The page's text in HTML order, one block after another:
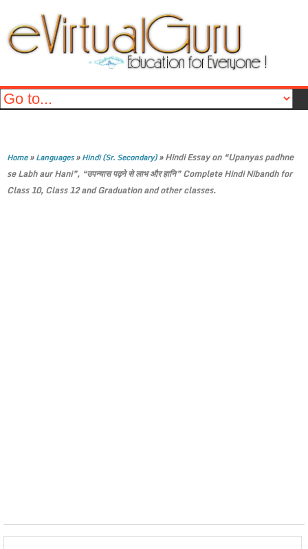
Home»Languages»Hindi (Sr. Secondary)»Hindi Essay on “Upanyas padhne
se Labh aur Hani”, “उपन्यास पढ़ने से लाभ और हानि” Complete Hindi Nibandh for
Class 10, Class 12 and Graduation and other classes.